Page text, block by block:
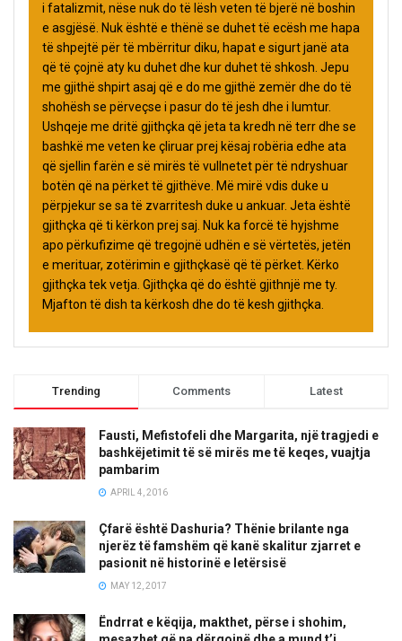
i fatalizmit, nëse nuk do të lësh veten të bjerë në boshin
e asgjësë. Nuk është e thënë se duhet të ecësh me hapa
të shpejtë për të mbërritur diku, hapat e sigurt janë ata
që të çojnë aty ku duhet dhe kur duhet të shkosh. Jepu
me gjithë shpirt asaj që e do me gjithë zemër dhe do të
shohësh se përveçse i pasur do të jesh dhe i lumtur.
Ushqeje me dritë gjithçka që jeta ta kredh në terr dhe se
bashkë me veten ke çliruar prej kësaj robëria edhe ata
që sjellin farën e së mirës të vullnetet për të ndryshuar
botën që na përket të gjithëve. Më mirë vdis duke u
përpjekur se sa të zvarritesh duke u ankuar. Jeta është
gjithçka që ti kërkon prej saj. Nuk ka forcë të hyjshme
apo përkufizime që tregojnë udhën e së vërtetës, jetën
e merituar, zotërimin e gjithçkasë që të përket. Kërko
gjithçka tek vetja. Gjithçka që do është gjithnjë me ty.
Mjafton të dish ta kërkosh dhe do të kesh gjithçka.
Trending Comments Latest
Fausti, Mefistofeli dhe Margarita, një tragjedi e
bashkëjetimit të së mirës me të keqes, vuajtja
pambarim
APRIL 4, 2016
Çfarë është Dashuria? Thënie brilante nga
njerëz të famshëm që kanë skalitur zjarret e
pasionit në historinë e letërsisë
MAY 12, 2017
Ëndrrat e këqija, makthet, përse i shohim,